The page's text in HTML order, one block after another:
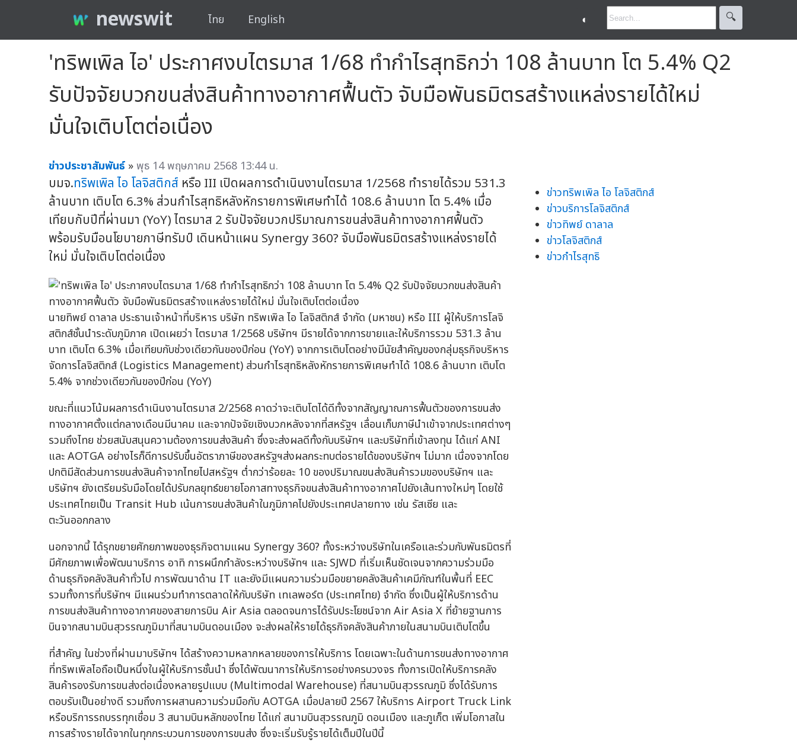
newswit ไทย English ◐ 🔍︎
'ทริพเพิล ไอ' ประกาศงบไตรมาส 1/68 ทำกำไรสุทธิกว่า 108 ล้านบาท โต 5.4% Q2
รับปัจจัยบวกขนส่งสินค้าทางอากาศฟื้นตัว จับมือพันธมิตรสร้างแหล่งรายได้ใหม่
มั่นใจเติบโตต่อเนื่อง
ข่าวประชาสัมพันธ์ »พุธ 14 พฤษภาคม 2568 13:44 น.
บมจ.ทริพเพิล ไอ โลจิสติกส์ หรือ III เปิดผลการดำเนินงานไตรมาส 1/2568 ทำรายได้รวม 531.3
ล้านบาท เติบโต 6.3% ส่วนกำไรสุทธิหลังหักรายการพิเศษทำได้ 108.6 ล้านบาท โต 5.4% เมื่อ
เทียบกับปีที่ผ่านมา (YoY) ไตรมาส 2 รับปัจจัยบวกปริมาณการขนส่งสินค้าทางอากาศฟื้นตัว
พร้อมรับมือนโยบายภาษีทรัมป์ เดินหน้าแผน Synergy 360? จับมือพันธมิตรสร้างแหล่งรายได้
ใหม่ มั่นใจเติบโตต่อเนื่อง
นายทิพย์ ดาลาล ประธานเจ้าหน้าที่บริหาร บริษัท ทริพเพิล ไอ โลจิสติกส์ จำกัด (มหาชน) หรือ III ผู้ให้บริการโลจิ
สติกส์ชั้นนำระดับภูมิภาค เปิดเผยว่า ไตรมาส 1/2568 บริษัทฯ มีรายได้จากการขายและให้บริการรวม 531.3 ล้าน
บาท เติบโต 6.3% เมื่อเทียบกับช่วงเดียวกันของปีก่อน (YoY) จากการเติบโตอย่างมีนัยสำคัญของกลุ่มธุรกิจบริหาร
จัดการโลจิสติกส์ (Logistics Management) ส่วนกำไรสุทธิหลังหักรายการพิเศษทำได้ 108.6 ล้านบาท เติบโต
5.4% จากช่วงเดียวกันของปีก่อน (YoY)
ขณะที่แนวโน้มผลการดำเนินงานไตรมาส 2/2568 คาดว่าจะเติบโตได้ดีทั้งจากสัญญาณการฟื้นตัวของการขนส่ง
ทางอากาศตั้งแต่กลางเดือนมีนาคม และจากปัจจัยเชิงบวกหลังจากที่สหรัฐฯ เลื่อนเก็บภาษีนำเข้าจากประเทศต่างๆ
รวมถึงไทย ช่วยสนับสนุนความต้องการขนส่งสินค้า ซึ่งจะส่งผลดีทั้งกับบริษัทฯ และบริษัทที่เข้าลงทุน ได้แก่ ANI
และ AOTGA อย่างไรก็ดีการปรับขึ้นอัตราภาษีของสหรัฐฯส่งผลกระทบต่อรายได้ของบริษัทฯ ไม่มาก เนื่องจากโดย
ปกติมีสัดส่วนการขนส่งสินค้าจากไทยไปสหรัฐฯ ต่ำกว่าร้อยละ 10 ของปริมาณขนส่งสินค้ารวมของบริษัทฯ และ
บริษัทฯ ยังเตรียมรับมือโดยได้ปรับกลยุทธ์ขยายโอกาสทางธุรกิจขนส่งสินค้าทางอากาศไปยังเส้นทางใหม่ๆ โดยใช้
ประเทศไทยเป็น Transit Hub เน้นการขนส่งสินค้าในภูมิภาคไปยังประเทศปลายทาง เช่น รัสเซีย และ
ตะวันออกกลาง
นอกจากนี้ ได้รุกขยายศักยภาพของธุรกิจตามแผน Synergy 360? ทั้งระหว่างบริษัทในเครือและร่วมกับพันธมิตรที่
มีศักยภาพเพื่อพัฒนาบริการ อาทิ การผนึกกำลังระหว่างบริษัทฯ และ SJWD ที่เริ่มเห็นชัดเจนจากความร่วมมือ
ด้านธุรกิจคลังสินค้าทั่วไป การพัฒนาด้าน IT และยังมีแผนความร่วมมือขยายคลังสินค้าเคมีภัณฑ์ในพื้นที่ EEC
รวมทั้งการที่บริษัทฯ มีแผนร่วมทำการตลาดให้กับบริษัท เทเลพอร์ต (ประเทศไทย) จำกัด ซึ่งเป็นผู้ให้บริการด้าน
การขนส่งสินค้าทางอากาศของสายการบิน Air Asia ตลอดจนการได้รับประโยชน์จาก Air Asia X ที่ย้ายฐานการ
บินจากสนามบินสุวรรณภูมิมาที่สนามบินดอนเมือง จะส่งผลให้รายได้ธุรกิจคลังสินค้าภายในสนามบินเติบโตขึ้น
ที่สำคัญ ในช่วงที่ผ่านมาบริษัทฯ ได้สร้างความหลากหลายของการให้บริการ โดยเฉพาะในด้านการขนส่งทางอากาศ
ที่ทริพเพิลไอถือเป็นหนึ่งในผู้ให้บริการชั้นนำ ซึ่งได้พัฒนาการให้บริการอย่างครบวงจร ทั้งการเปิดให้บริการคลัง
สินค้ารองรับการขนส่งต่อเนื่องหลายรูปแบบ (Multimodal Warehouse) ที่สนามบินสุวรรณภูมิ ซึ่งได้รับการ
ตอบรับเป็นอย่างดี รวมถึงการผสานความร่วมมือกับ AOTGA เมื่อปลายปี 2567 ให้บริการ Airport Truck Link
หรือบริการรถบรรทุกเชื่อม 3 สนามบินหลักของไทย ได้แก่ สนามบินสุวรรณภูมิ ดอนเมือง และภูเก็ต เพิ่มโอกาสใน
การสร้างรายได้จากในทุกกระบวนการของการขนส่ง ซึ่งจะเริ่มรับรู้รายได้เต็มปีในปีนี้
ข่าวทริพเพิล ไอ โลจิสติกส์
ข่าวบริการโลจิสติกส์
ข่าวทิพย์ ดาลาล
ข่าวโลจิสติกส์
ข่าวกำไรสุทธิ